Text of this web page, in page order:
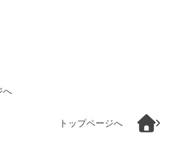
へ
トップページへ